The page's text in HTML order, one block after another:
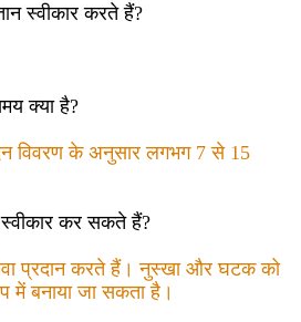
स्वीकार करते हैं?
क्या है?
विवरण के अनुसार लगभग 7 से 15
कर सकते हैं?
प्रदान करते हैं। नुस्खा और घटक को
बनाया जा सकता है।